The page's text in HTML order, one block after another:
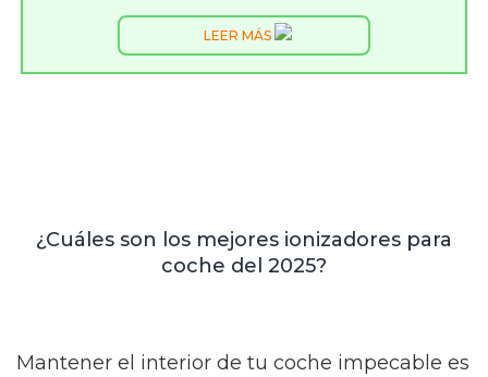
LEER MÁS
¿Cuáles son los mejores ionizadores para
coche del 2025?
Mantener el interior de tu coche impecable es